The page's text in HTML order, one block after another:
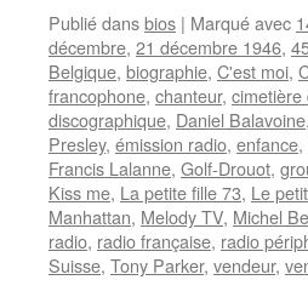
Publié dansbios | Marqué avec
décembre, 21 décembre 1946,
Belgique, biographie, C'est moi,
francophone, chanteur, cimetière
discographique, Daniel Balavoine,
Presley, émission radio, enfance,
Francis Lalanne, Golf-Drouot,
Kiss me, La petite fille 73, Le
Manhattan, Melody TV, Michel
radio, radio française, radio
Suisse, Tony Parker, vendeur,